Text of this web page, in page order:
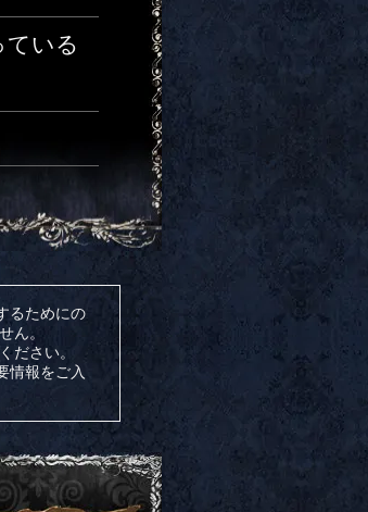
いる
るためにの
ん。
ださい。
情報をご入